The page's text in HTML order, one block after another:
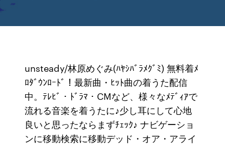
unsteady/林原めぐみ(ﾊﾔｼﾊﾞﾗﾒｸﾞﾐ) 無料着ﾒ
ﾛﾀﾞｳﾝﾛｰﾄﾞ！最新曲・ﾋｯﾄ曲の着うた配信
中。ﾃﾚﾋﾞ・ﾄﾞﾗﾏ・CMなど、様々なﾒﾃﾞｨｱで
流れる音楽を着うたに♪少し耳にして心地
良いと思ったならまずﾁｪｯｸ♪ ナビゲーショ
ンに移動検索に移動デッド・オア・アライ